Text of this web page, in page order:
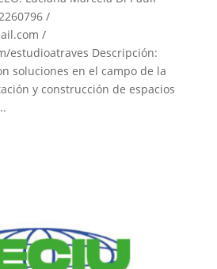
/
/
estudioatraves Descripción:
soluciones en el campo de la
y construcción de espacios